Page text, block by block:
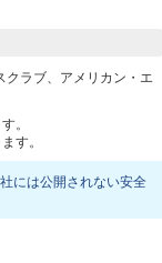
。
す。
には公開されない安全